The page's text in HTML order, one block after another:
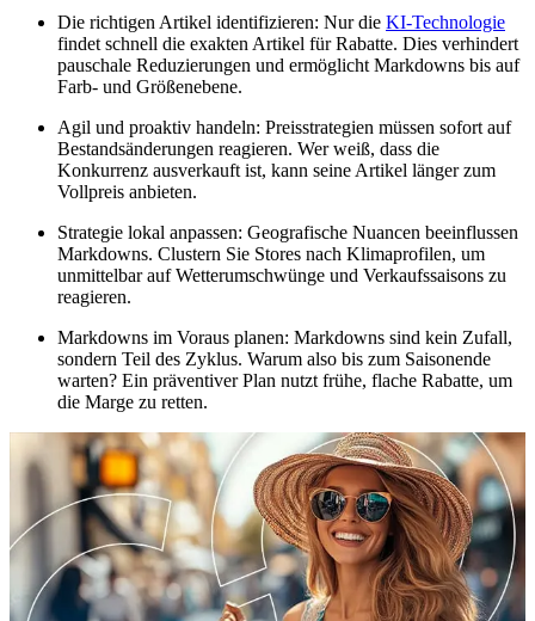
Die richtigen Artikel identifizieren: Nur die KI-Technologie
findet schnell die exakten Artikel für Rabatte. Dies verhindert
pauschale Reduzierungen und ermöglicht Markdowns bis auf
Farb- und Größenebene.
Agil und proaktiv handeln: Preisstrategien müssen sofort auf
Bestandsänderungen reagieren. Wer weiß, dass die
Konkurrenz ausverkauft ist, kann seine Artikel länger zum
Vollpreis anbieten.
Strategie lokal anpassen: Geografische Nuancen beeinflussen
Markdowns. Clustern Sie Stores nach Klimaprofilen, um
unmittelbar auf Wetterumschwünge und Verkaufssaisons zu
reagieren.
Markdowns im Voraus planen: Markdowns sind kein Zufall,
sondern Teil des Zyklus. Warum also bis zum Saisonende
warten? Ein präventiver Plan nutzt frühe, flache Rabatte, um
die Marge zu retten.